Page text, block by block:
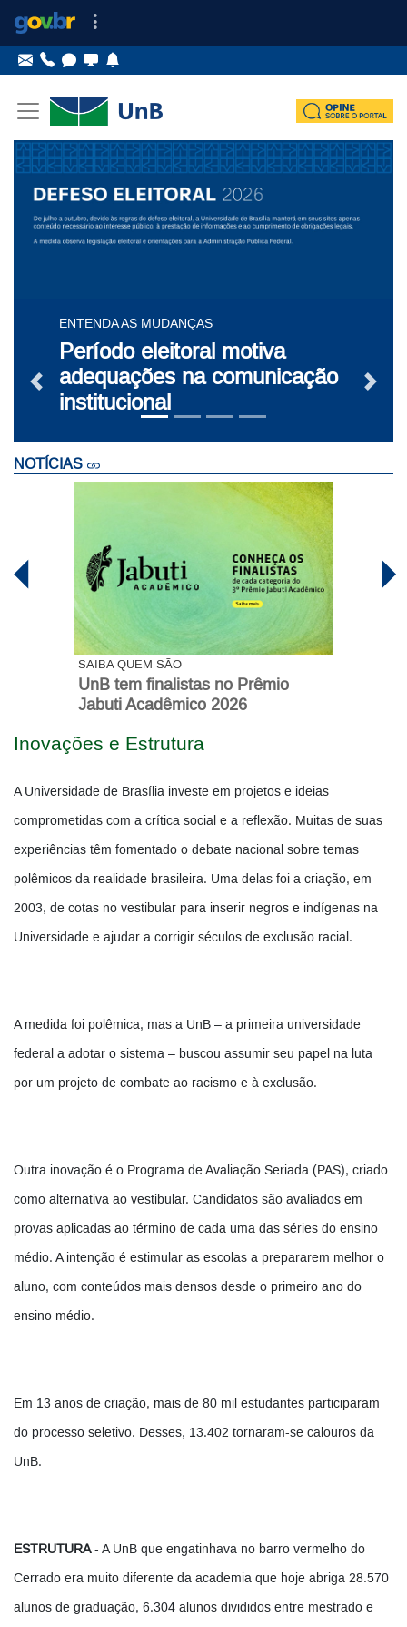
Destaques
ENTENDA AS MUDANÇAS
Período eleitoral motiva
adequações na comunicação
institucional
Notícia Anterior
NOTÍCIAS
SAIBA QUEM SÃO
UnB tem finalistas no Prêmio
Jabuti Acadêmico 2026
Inovações e Estrutura
A Universidade de Brasília investe em projetos e ideias
comprometidas com a crítica social e a reflexão. Muitas de suas
experiências têm fomentado o debate nacional sobre temas
polêmicos da realidade brasileira. Uma delas foi a criação, em
2003, de cotas no vestibular para inserir negros e indígenas na
Universidade e ajudar a corrigir séculos de exclusão racial.
A medida foi polêmica, mas a UnB – a primeira universidade
federal a adotar o sistema – buscou assumir seu papel na luta
por um projeto de combate ao racismo e à exclusão.
Outra inovação é o Programa de Avaliação Seriada (PAS), criado
como alternativa ao vestibular. Candidatos são avaliados em
provas aplicadas ao término de cada uma das séries do ensino
médio. A intenção é estimular as escolas a prepararem melhor o
aluno, com conteúdos mais densos desde o primeiro ano do
ensino médio.
Em 13 anos de criação, mais de 80 mil estudantes participaram
do processo seletivo. Desses, 13.402 tornaram-se calouros da
UnB.
ESTRUTURA- A UnB que engatinhava no barro vermelho do
Cerrado era muito diferente da academia que hoje abriga 28.570
alunos de graduação, 6.304 alunos divididos entre mestrado e